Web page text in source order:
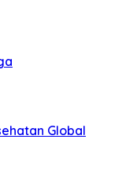
Global